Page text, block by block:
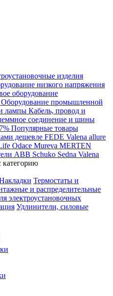
изделия
низкого напряжения
оборудование
Оборудование промышленной
лампы Кабель, провод и
соединение и шины
Популярные товары
дешевле FEDE Valena allure
Odace Mureva MERTEN
ABB Schuko Sedna Valena
Термостаты и
и распределительные
электроустановочных
Удлинители, силовые